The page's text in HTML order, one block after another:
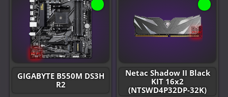
GIGABYTE B550M DS3H
R2
Netac Shadow II Black
KIT 16x2
(NTSWD4P32DP-32K)